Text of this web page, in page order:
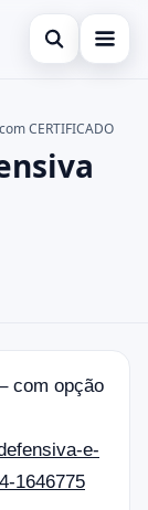
Abrir busca
×
fechar.
CERTIFICADO
com opção